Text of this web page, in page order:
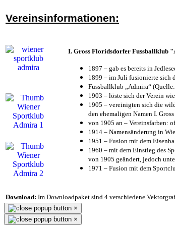
Vereinsinformationen:
I. Gross Floridsdorfer Fussballklub
1897 – gab es bereits in
1899 – im Juli fusionierte sich
Fussballklub „Admira“
1903 – löste sich der Verein
1905 – vereinigten sich die
den ehemaligen Namen I.
von 1905 an – Vereinsfarben:
1914 – Namensänderung in
1951 – Fusion mit dem
1960 – mit dem Einstieg des
von 1905 geändert, jedoch
1971 – Fusion mit dem
Download: Im Downloadpaket sind 4 verschiedene
×
×